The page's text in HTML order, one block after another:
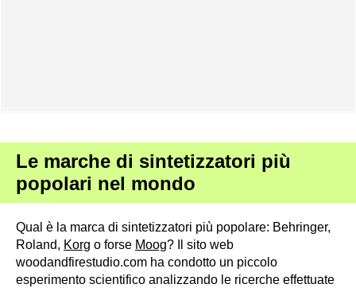
Le marche di sintetizzatori più
popolari nel mondo
Qual è la marca di sintetizzatori più popolare: Behringer,
Roland, Korg o forse Moog? Il sito web
woodandfirestudio.com ha condotto un piccolo
esperimento scientifico analizzando le ricerche effettuate